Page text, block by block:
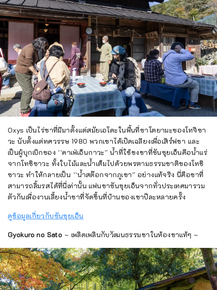
แวดล้อมต่ำแล้ว คุณยังสามารถเพลิดเพลินกับชา
เขียวพร้อมสัมผัสบรรยากาศในสถานที่ห่างไกล
จากความเร่งรีบและคึกคักของเมือง และเรียนรู้
เกี่ยวกับมารยาทในพิธีชงชา และอุปกรณ์ชงชา
พร้อมชมสระน้ำในสวนญี่ปุ่นโบราณ คุณยัง
สามารถเรียนรู้เกี่ยวกับมันได้ด้วยการสัมผัส
ท่าเรือชิมิสึซึ่งเจริญรุ่งเรืองจากการส่งออกชาว่า
กันว่าเป็นท่าเรือที่ดีที่สุดในโลกพร้อมทิวทัศน์
ภูเขาไฟฟูจิที่ดีที่สุดจากอ่าวซุรุกะ และนอกจาก
จะมีเรือสำราญหลายลำมาเยี่ยมชมแล้ว ที่นี่ยังเป็น
สถานที่ที่ คุณสามารถเพลิดเพลินกับกีฬาทางน้ำ
เช่น การแล่นเรือยอชท์ และการเล่นน้ำทะเล
นอกจากนี้ อ่าวซุรุกะยังเป็นพื้นที่ตกปลาตาม
ธรรมชาติโดยมีน้ำจากภูเขาไฟฟูจิไหลลงมาเป็น
แม่น้ำและเป็นร่องลึกมหาสมุทรลึกที่เหมาะสำหรับ
การเพาะพันธุ์ปลาและสัตว์มีเปลือก คุณสามารถ
เพลิดเพลินกับปลาท้องถิ่นสดๆ เช่น ปลา
แมคเคอเรล ปลาโบนิโต ปลาไวท์เบท ปลาทราย
ญี่ปุ่นเท่านั้น [ไมซ์] ไม่เพียงแต่เหมาะสำหรับการ
ไมซ์อีกด้วย เรามุ่งมั่นที่จะบรรลุถึงสี่รูปแบบ:
``ไมซ์รีสอร์ท'' ที่จุดชมวิว ``ไมซ์ในเมือง'' ที่
โรงแรมในเมือง ``ไมซ์ขนาดใหญ่'' ที่ศูนย์การ
ประชุม และ ``งานแสดงสินค้า/นิทรรศการ'' ที่
ห้องนิทรรศการที่ใหญ่ที่สุดในเมืองท้องถิ่น เราจะ
Oxys เป็นไร่ชาที่มีมาตั้งแต่สมัยเอโดะในพื้นที่ซาโตยามะของโทจิซา
วะ นับตั้งแต่ทศวรรษ 1980 พวกเขาได้เปิดเฉลียงเพื่อเสิร์ฟชา และ
เป็นผู้บุกเบิกของ ``คาเฟ่เอ็นกาวะ'' น้ำที่ใช้ชงชาที่ซันซุยเอ็นคือน้ำแร่
จากโทชิซาวะ ทั้งใบไม้และน้ำเต็มไปด้วยพรตามธรรมชาติของโทชิ
ซาวะ ทำให้กลายเป็น ``น้ำสต๊อกจากภูเขา'' อย่างแท้จริง นี่คือชาที่
สามารถลิ้มรสได้ที่นี่เท่านั้น แฟนชาซันซุยเอ็นจากทั่วประเทศมารวม
ตัวกันเพื่องานเลี้ยงน้ำชาที่จัดขึ้นที่บ้านของเขาปีละหลายครั้ง
ดูข้อมูลเกี่ยวกับซันซุยเอ็น
Gyokuro no Sato ~ เพลิดเพลินกับวัฒนธรรมชาในห้องชาแท้ๆ ~